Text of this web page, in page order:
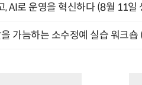
, AI로 운영을 혁신하다 (8월 11일
가늠하는 소수정예 실습 워크